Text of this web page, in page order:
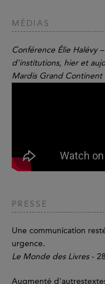
MÉDIAS
Conférence Élie Halévy
d’institutions, hier et
Mardis Grand Continent
PRESSE
Une communication
urgence.
Le Monde des Livres-
Augmenté